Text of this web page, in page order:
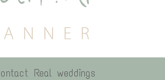
Real weddings